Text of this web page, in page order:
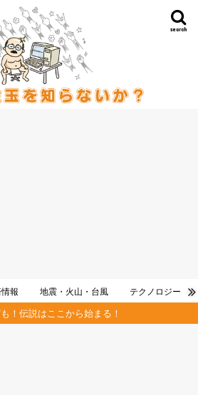
search
報 地震・火山・台風 テクノロジー
！伝説はここから始まる！